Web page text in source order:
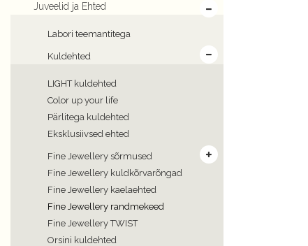
Juveelid ja Ehted
Labori teemantitega
Kuldehted
LIGHT kuldehted
Color up your life
Pärlitega kuldehted
Eksklusiivsed ehted
Fine Jewellery sõrmused
Fine Jewellery kuldkõrvarõngad
Fine Jewellery kaelaehted
Fine Jewellery randmekeed
Fine Jewellery TWIST
Orsini kuldehted